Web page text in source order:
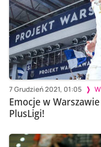
7 Grudzień 2021, 01:05
Emocje w
PlusLigi!